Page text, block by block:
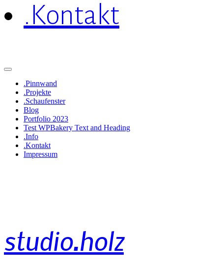
.Kontakt
.Pinnwand
.Projekte
.Schaufenster
Blog
Portfolio 2023
Test WPBakery Text and Heading
.Info
.Kontakt
Impressum
studio.holz